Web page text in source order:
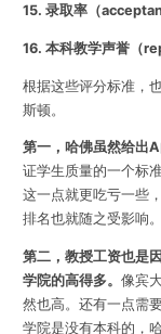
15. 录取率（
16. 本科教学声誉（
根据这些评分标准，
斯顿。
第一，哈佛虽然给出
证学生质量的一个标
这一点就更吃亏一些
排名也就随之受影响。
第二，教授工资也是
学院的高得多。 像宾
然也高。还有一点需
学院是没有本科的，